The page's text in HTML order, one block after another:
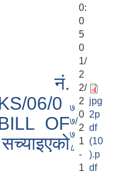
0:
0
5
नं.
06/0
OF
७
७/
७
८
0
1/
2
2/
2
0
2
1
-
1
jpg
2p
df
(10
).p
df